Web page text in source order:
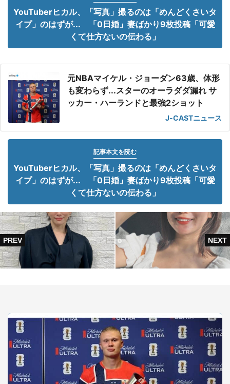
YouTuberヒカル、「写真」撮るのは「めんどくさいタ
イプ」のはずが... 「0日婚」妻ばかり9枚投稿「可愛
くて仕方ないの伝わる」
元NBAマイケル・ジョーダン63歳、体形
も変わらず...スターのオーラダダ漏れ サ
ッカー・ハーランドと最強2ショット
J-CASTニュース
記事本文を読む
YouTuberヒカル、「写真」撮るのは「めんどくさいタ
イプ」のはずが... 「0日婚」妻ばかり9枚投稿「可愛
くて仕方ないの伝わる」